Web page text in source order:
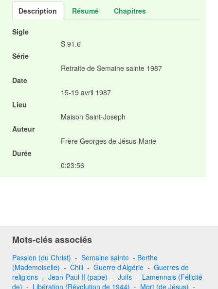
Description Résumé Chapitres
Sigle
S 91.6
Série
Retraite de Semaine sainte 1987
Date
15-19 avril 1987
Lieu
Maison Saint-Joseph
Auteur
Frère Georges de Jésus-Marie
Durée
0:23:56
Mots-clés associés
Passion (du Christ) - Semaine sainte - Berthe
(Mademoiselle) - Chili - Guerre d’Algérie - Guerres de
religions - Jean-Paul II (pape) - Juifs - Lamennais (Félicité
de) - Libération (Révolution de 1944) - Mort (de Jésus) -